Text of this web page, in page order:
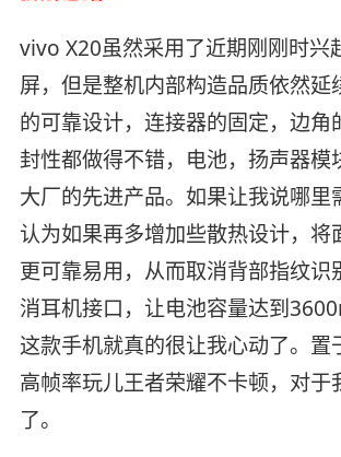
vivo X20虽然采用了近期刚刚时兴
屏，但是整机内部构造品质依然延
的可靠设计，连接器的固定，边角
封性都做得不错，电池，扬声器模
大厂的先进产品。如果让我说哪里
认为如果再多增加些散热设计，将
更可靠易用，从而取消背部指纹识
消耳机接口，让电池容量达到
这款手机就真的很让我心动了。置
高帧率玩儿王者荣耀不卡顿，对于
了。